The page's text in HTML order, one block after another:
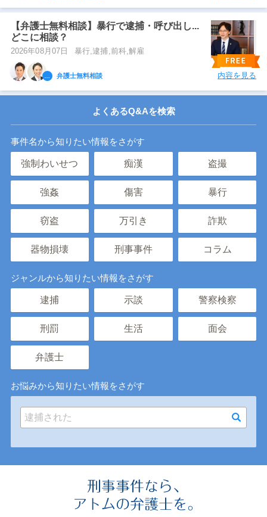
【弁護士無料相談】暴行で逮捕・呼び出し...
どこに相談？
2026年08月07日 暴行,逮捕,前科,解雇
弁護士無料相談 内容を見る
よくあるQ&Aを検索
事件名から知りたい情報をさがす
強制わいせつ 痴漢 盗撮
強姦 傷害 暴行
窃盗 万引き 詐欺
器物損壊 刑事事件 コラム
ジャンルから知りたい情報をさがす
逮捕 示談 警察検察
刑罰 生活 面会
弁護士
お悩みから知りたい情報をさがす